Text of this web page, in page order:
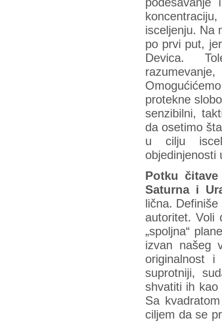
isceljenju. Na
po prvi put,
Devica.
protekne
senzibilni,
da osetimo
u cilju
objedinjenosti
Potku
Saturna i
lična.
autoritet. Voli
„spoljna“
izvan našeg
originalnost
suprotniji,
shvatiti ih kao
Sa
ciljem da se